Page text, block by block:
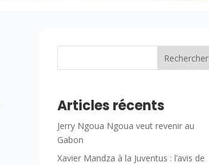
Rechercher
Articles récents
Jerry Ngoua Ngoua veut revenir au
Gabon
Xavier Mandza à la Juventus : l’avis de